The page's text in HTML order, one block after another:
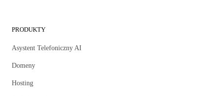
PRODUKTY
Asystent Telefoniczny AI
Domeny
Hosting